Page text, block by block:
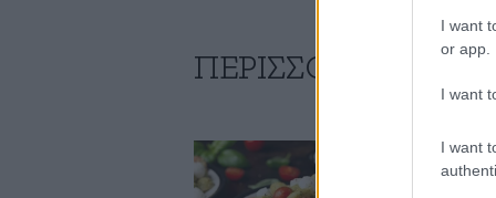
I want
or app.
I want
I want
ΠΕΡΙΣΣΟΤΕΡΕΣ